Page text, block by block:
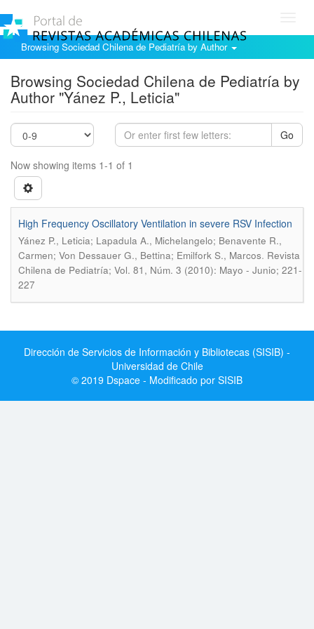
Browsing Sociedad Chilena de Pediatría by Author
Browsing Sociedad Chilena de Pediatría by
Author "Yánez P., Leticia"
Go
Now showing items 1-1 of 1
High Frequency Oscillatory Ventilation in severe RSV Infection
Yánez P., Leticia; Lapadula A., Michelangelo; Benavente R.,
Carmen; Von Dessauer G., Bettina; Emilfork S., Marcos. Revista
Chilena de Pediatría; Vol. 81, Núm. 3 (2010): Mayo - Junio; 221-
227
Dirección de Servicios de Información y Bibliotecas (SISIB) -
Universidad de Chile
© 2019 Dspace - Modificado por SISIB